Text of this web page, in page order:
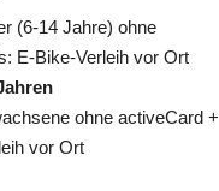
(6-14 Jahre) ohne
E-Bike-Verleih vor Ort
ohne activeCard +
vor Ort